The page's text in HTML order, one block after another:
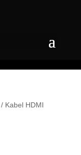
/ Kabel HDMI